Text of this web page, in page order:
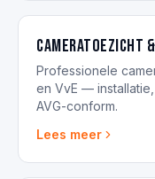
Cameratoezicht
Professionele
en VvE —
AVG-conform.
Lees meer